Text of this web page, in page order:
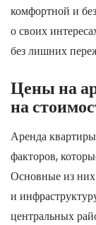
комфортной и
о своих
без лишних
Цены на
на
Аренда
факторов,
Основные из
и
центральных